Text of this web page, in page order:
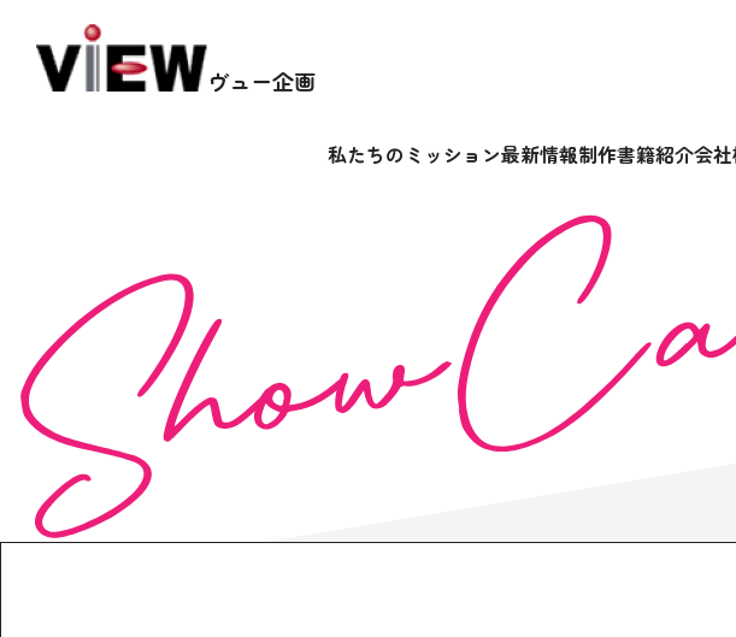
ヴュー企画
私たちのミッション最新情報制作書籍紹介会